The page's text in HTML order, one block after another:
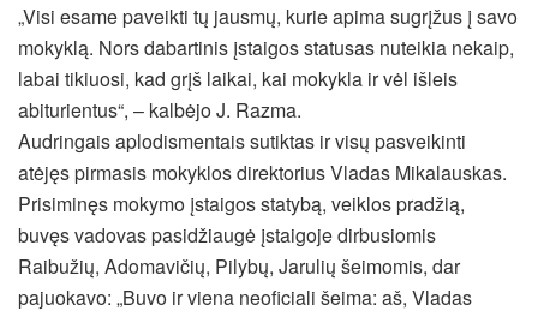
„Visi esame paveikti tų jausmų, kurie apima sugrįžus į savo
mokyklą. Nors dabartinis įstaigos statusas nuteikia nekaip,
labai tikiuosi, kad grįš laikai, kai mokykla ir vėl išleis
abiturientus“, – kalbėjo J. Razma.
Audringais aplodismentais sutiktas ir visų pasveikinti
atėjęs pirmasis mokyklos direktorius Vladas Mikalauskas.
Prisiminęs mokymo įstaigos statybą, veiklos pradžią,
buvęs vadovas pasidžiaugė įstaigoje dirbusiomis
Raibužių, Adomavičių, Pilybų, Jarulių šeimomis, dar
pajuokavo: „Buvo ir viena neoficiali šeima: aš, Vladas